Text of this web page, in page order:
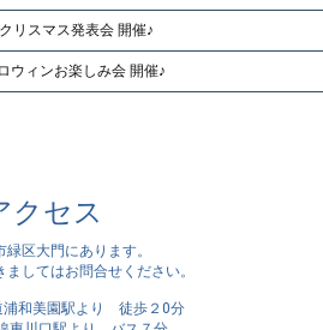
リスマス発表会 開催♪
ウィンお楽しみ会 開催♪
クセス
緑区大門にあります。
してはお問合せください。
浦和美園駅より 徒歩２0分